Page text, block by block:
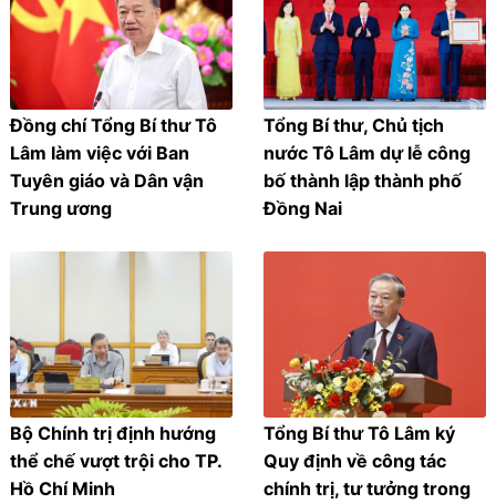
Đồng chí Tổng Bí thư Tô
Lâm làm việc với Ban
Tuyên giáo và Dân vận
Trung ương
Tổng Bí thư, Chủ tịch
nước Tô Lâm dự lễ công
bố thành lập thành phố
Đồng Nai
Bộ Chính trị định hướng
thể chế vượt trội cho TP.
Hồ Chí Minh
Tổng Bí thư Tô Lâm ký
Quy định về công tác
chính trị, tư tưởng trong